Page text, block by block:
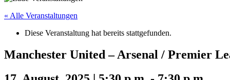
« Alle Veranstaltungen
Diese Veranstaltung hat bereits stattgefunden.
Manchester United – Arsenal / Premier